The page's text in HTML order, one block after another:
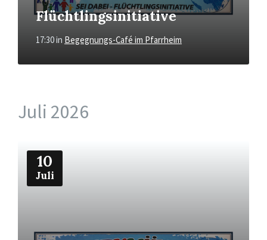
Flüchtlingsinitiative
17:30in Begegnungs-Café im Pfarrheim
Juli 2026
10
Juli